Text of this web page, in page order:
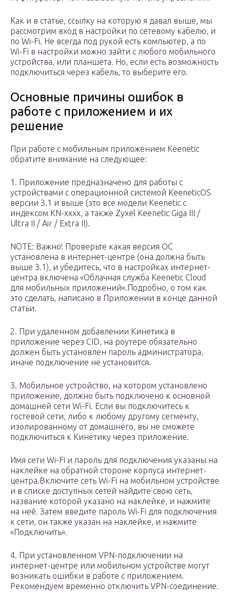
Как и в статье, ссылку на которую я давал выше, мы
рассмотрим вход в настройки по сетевому кабелю, и
по Wi-Fi. Не всегда под рукой есть компьютер, а по
Wi-Fi в настройки можно зайти с любого мобильного
устройства, или планшета. Но, если есть возможность
подключиться через кабель, то выберите его.
Основные причины ошибок в
работе с приложением и их
решение
При работе с мобильным приложением Keenetic
обратите внимание на следующее:
1. Приложение предназначено для работы с
устройствами c операционной системой KeeneticOS
версии 3.1 и выше (это все модели Keenetic с
индексом KN-xxxx, а также Zyxel Keenetic Giga III /
Ultra II / Air / Extra II).
NOTE: Важно! Проверьте какая версия ОС
установлена в интернет-центре (она должна быть
выше 3.1), и убедитесь, что в настройках интернет-
центра включена «Облачная служба Keenetic Cloud
для мобильных приложений«.Подробно, о том как
это сделать, написано в Приложении в конце данной
статьи.
2. При удаленном добавлении Кинетика в
приложение через CID, на роутере обязательно
должен быть установлен пароль администратора,
иначе подключение не установится.
3. Мобильное устройство, на котором установлено
приложение, должно быть подключено к основной
домашней сети Wi-Fi. Если вы подключитесь к
гостевой сети, либо к любому другому сегменту,
изолированному от домашнего, вы не сможете
подключиться к Кинетику через приложение.
Имя сети Wi-Fi и пароль для подключения указаны на
наклейке на обратной стороне корпуса интернет-
центра.Включите сеть Wi-Fi на мобильном устройстве
и в списке доступных сетей найдите свою сеть,
название которой указано на наклейке, и нажмите
на неё. Затем введите пароль Wi-Fi для подключения
к сети, он также указан на наклейке, и нажмите
«Подключить».
4. При установленном VPN-подключении на
интернет-центре или мобильном устройстве могут
возникать ошибки в работе с приложением.
Рекомендуем временно отключить VPN-соединение.